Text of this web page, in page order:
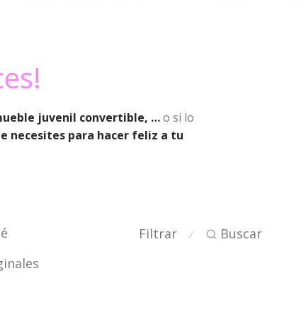
juvenil convertible, …o si lo
necesites para hacer feliz a tu
Filtrar ⁄ Buscar